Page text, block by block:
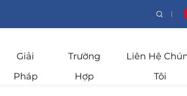
Giải
Pháp
Trường
Hợp
Liên Hệ
Tôi